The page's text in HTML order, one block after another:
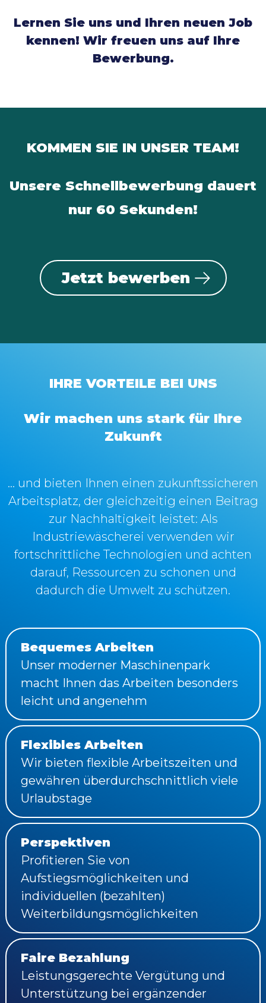
Lernen Sie uns und Ihren neuen Job
kennen! Wir freuen uns auf Ihre
Bewerbung.
KOMMEN SIE IN UNSER TEAM!
Unsere Schnellbewerbung dauert
nur 60 Sekunden!
Jetzt bewerben
IHRE VORTEILE BEI UNS
Wir machen uns stark für Ihre
Zukunft
… und bieten Ihnen einen zukunftssicheren
Arbeitsplatz, der gleichzeitig einen Beitrag
zur Nachhaltigkeit leistet: Als
Industriewäscherei verwenden wir
fortschrittliche Technologien und achten
darauf, Ressourcen zu schonen und
dadurch die Umwelt zu schützen.
Bequemes Arbeiten
Unser moderner Maschinenpark
macht Ihnen das Arbeiten besonders
leicht und angenehm
Flexibles Arbeiten
Wir bieten flexible Arbeitszeiten und
gewähren überdurchschnittlich viele
Urlaubstage
Perspektiven
Profitieren Sie von
Aufstiegsmöglichkeiten und
individuellen (bezahlten)
Weiterbildungsmöglichkeiten
Faire Bezahlung
Leistungsgerechte Vergütung und
Unterstützung bei ergänzender